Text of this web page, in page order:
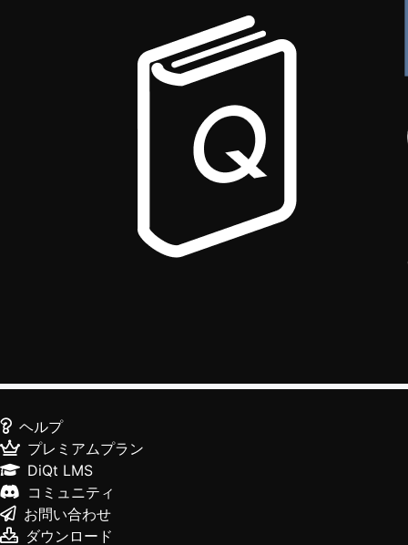
ヘルプ
プレミアムプラン
DiQt LMS
コミュニティ
お問い合わせ
ダウンロード